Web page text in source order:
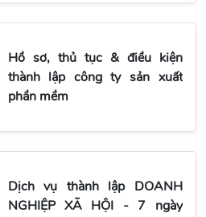
Hồ sơ, thủ tục & điều kiện
thành lập công ty sản xuất
phần mềm
Dịch vụ thành lập DOANH
NGHIỆP XÃ HỘI - 7 ngày